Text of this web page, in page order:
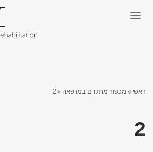
תפריט
ראשי » מכשור מתקדם במרפאה »
2
2